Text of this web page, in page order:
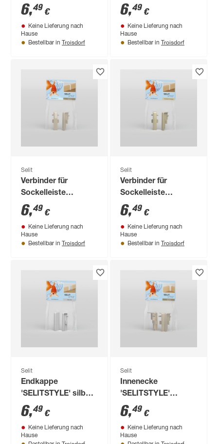
champagner 2 Stück
6,49 €
Keine Lieferung nach
Hause
Bestellbar in Troisdorf
cappuccino 2 Stück
6,49 €
Keine Lieferung nach
Hause
Bestellbar in Troisdorf
Selit
Verbinder für
Sockelleiste
'SELITSTYLE'
cappuccino 5 cm 2
Stück
6,49 €
Keine Lieferung nach
Hause
Bestellbar in Troisdorf
Selit
Verbinder für
Sockelleiste
'SELITSTYLE'
champagner 5 cm 2
Stück
6,49 €
Keine Lieferung nach
Hause
Bestellbar in Troisdorf
Selit
Endkappe
'SELITSTYLE' silber
2 Stück
6,49 €
Keine Lieferung nach
Hause
Selit
Innenecke
'SELITSTYLE'
cappuccino 2 Stück
6,49 €
Keine Lieferung nach
Hause